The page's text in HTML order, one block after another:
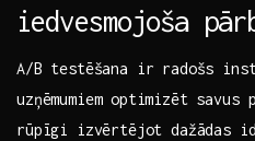
iedvesmojoša
A/B​ testēšana ir radošs
uzņēmumiem⁤ optimizēt savus‍
rūpīgi ​izvērtējot dažādas